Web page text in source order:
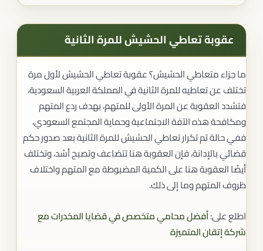
عقوبة تعاطي الحشيش للمرة الثانية
ما جزاء متعاطي الحشيش؟ عقوبة تعاطي الحشيش لأول مرة
تختلف عن تعاطيه للمرة الثانية في المملكة العربية السعودية،
فتشدد العقوبة عن المرة الأولى للمتهم، بهدف ردع المتهم
ومكافحة هذه الآفة الاجتماعية وحماية المجتمع السعودي،
ففي حالة تم تكرار تعاطي الحشيش للمرة الثانية بعد صدور حكم
قضائي بالإدانة، فإن العقوبة هنا تتضاعف وتصبح أشد، وتختلف
أيضًا العقوبة هنا على الكمية المضبوطة مع المتهم واختلاف
ظروف المتهم وما إلى ذلك.
اطلع على:أفضل محامي متخصص في قضايا المخدرات مع
شركة إتقان المتميزة